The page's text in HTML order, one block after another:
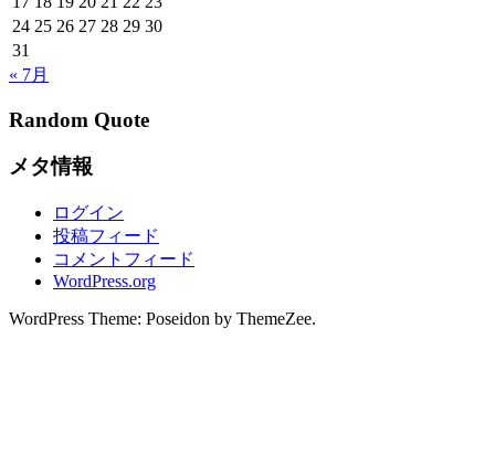
24 25 26 27 28 29 30
31
« 7月
Random Quote
メタ情報
ログイン
投稿フィード
コメントフィード
WordPress.org
WordPress Theme: Poseidon by ThemeZee.